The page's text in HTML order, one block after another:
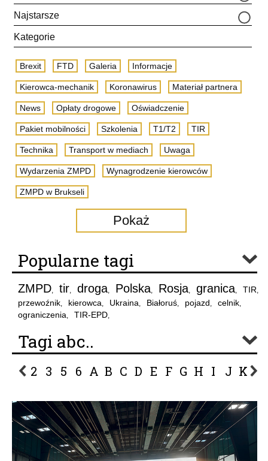
Najstarsze
Kategorie
Brexit FTD Galeria Informacje
Kierowca-mechanik Koronawirus Materiał partnera
News Opłaty drogowe Oświadczenie
Pakiet mobilności Szkolenia T1/T2 TIR
Technika Transport w mediach Uwaga
Wydarzenia ZMPD Wynagrodzenie kierowców
ZMPD w Brukseli
Pokaż
Popularne tagi
ZMPD, tir, droga, Polska, Rosja, granica, TIR,
przewoźnik, kierowca, Ukraina, Białoruś, pojazd, celnik,
ograniczenia, TIR-EPD,
Tagi abc..
2 3 5 6 A B C D E F G H I J K L